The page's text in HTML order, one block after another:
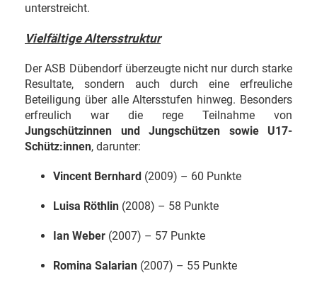
unterstreicht.
Vielfältige Altersstruktur
Der ASB Dübendorf überzeugte nicht nur durch starke
Resultate, sondern auch durch eine erfreuliche
Beteiligung über alle Altersstufen hinweg. Besonders
erfreulich war die rege Teilnahme von
Jungschützinnen und Jungschützen sowie U17-
Schütz:innen, darunter:
Vincent Bernhard (2009) – 60 Punkte
Luisa Röthlin (2008) – 58 Punkte
Ian Weber (2007) – 57 Punkte
Romina Salarian (2007) – 55 Punkte